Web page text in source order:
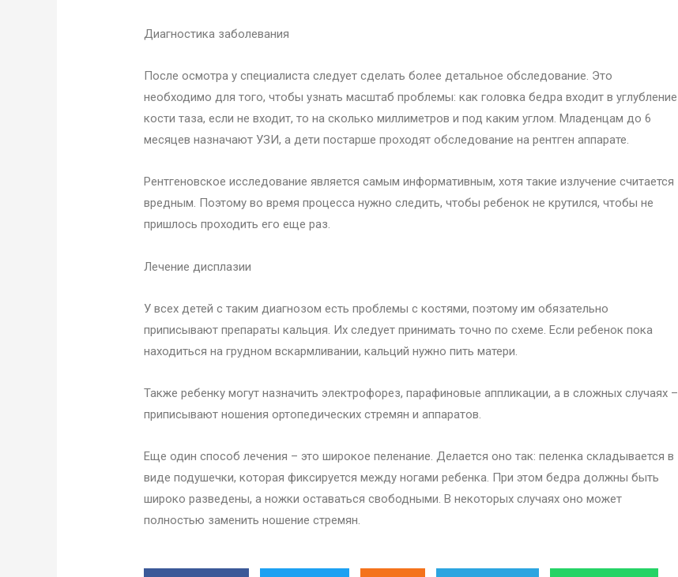
Диагностика заболевания
После осмотра у специалиста следует сделать более детальное обследование. Это
необходимо для того, чтобы узнать масштаб проблемы: как головка бедра входит в углубление
кости таза, если не входит, то на сколько миллиметров и под каким углом. Младенцам до 6
месяцев назначают УЗИ, а дети постарше проходят обследование на рентген аппарате.
Рентгеновское исследование является самым информативным, хотя такие излучение считается
вредным. Поэтому во время процесса нужно следить, чтобы ребенок не крутился, чтобы не
пришлось проходить его еще раз.
Лечение дисплазии
У всех детей с таким диагнозом есть проблемы с костями, поэтому им обязательно
приписывают препараты кальция. Их следует принимать точно по схеме. Если ребенок пока
находиться на грудном вскармливании, кальций нужно пить матери.
Также ребенку могут назначить электрофорез, парафиновые аппликации, а в сложных случаях –
приписывают ношения ортопедических стремян и аппаратов.
Еще один способ лечения – это широкое пеленание. Делается оно так: пеленка складывается в
виде подушечки, которая фиксируется между ногами ребенка. При этом бедра должны быть
широко разведены, а ножки оставаться свободными. В некоторых случаях оно может
полностью заменить ношение стремян.